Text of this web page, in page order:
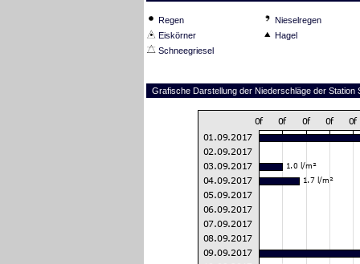
Regen Nieselregen
Eiskörner
Hagel
Schneegriesel
Grafische Darstellung der Niederschläge der Station